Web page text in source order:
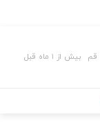
قم بیش از ۱ ماه قبل